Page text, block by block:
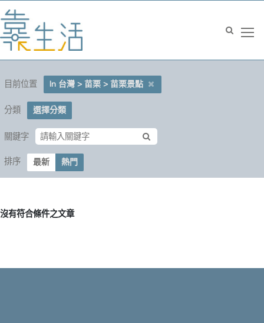
目前位置 In 台灣 > 苗栗 > 苗栗景點
分類 選擇分類
關鍵字
排序 最新 熱門
沒有符合條件之文章